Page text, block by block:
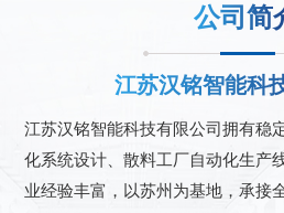
公司简
江苏汉铭智能科
江苏汉铭智能科技有限公司拥有稳
化系统设计、散料工厂自动化生产
业经验丰富，以苏州为基地，承接